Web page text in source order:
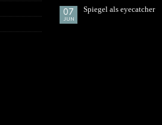
07
JUN
Spiegel als eyecatcher